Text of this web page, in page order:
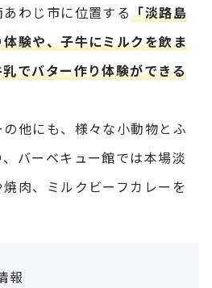
わじ市に位置する「淡路島
験や、子牛にミルクを飲ま
でバター作り体験ができる
他にも、様々な小動物とふ
バーベキュー館では本場淡
肉、ミルクビーフカレーを
報